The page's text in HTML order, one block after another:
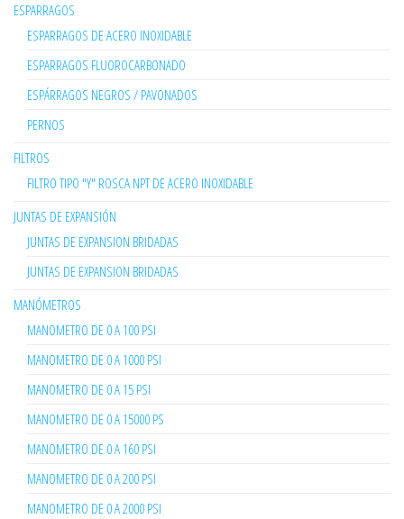
ESPARRAGOS
ESPARRAGOS DE ACERO INOXIDABLE
ESPARRAGOS FLUOROCARBONADO
ESPÁRRAGOS NEGROS / PAVONADOS
PERNOS
FILTROS
FILTRO TIPO "Y" ROSCA NPT DE ACERO INOXIDABLE
JUNTAS DE EXPANSIÓN
JUNTAS DE EXPANSION BRIDADAS
JUNTAS DE EXPANSION BRIDADAS
MANÓMETROS
MANOMETRO DE 0 A 100 PSI
MANOMETRO DE 0 A 1000 PSI
MANOMETRO DE 0 A 15 PSI
MANOMETRO DE 0 A 15000 PS
MANOMETRO DE 0 A 160 PSI
MANOMETRO DE 0 A 200 PSI
MANOMETRO DE 0 A 2000 PSI